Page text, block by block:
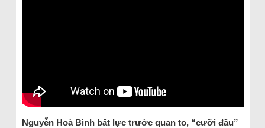
Nguyễn Hoà Bình bất lực trước quan to, “cưỡi đầu”